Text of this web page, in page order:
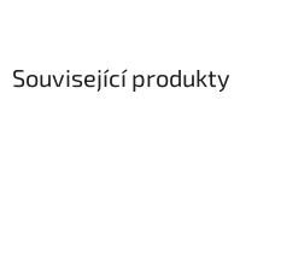
Související produkty